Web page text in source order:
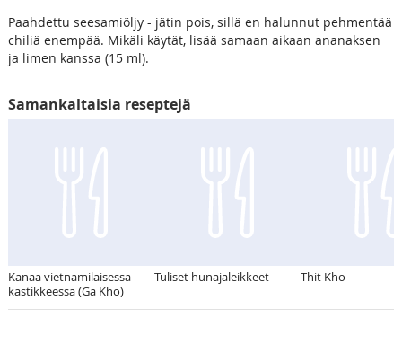
Paahdettu seesamiöljy - jätin pois, sillä en halunnut pehmentää
chiliä enempää. Mikäli käytät, lisää samaan aikaan ananaksen
ja limen kanssa (15 ml).
Samankaltaisia reseptejä
Kanaa vietnamilaisessa
kastikkeessa (Ga Kho)
Tuliset hunajaleikkeet Thit Kho